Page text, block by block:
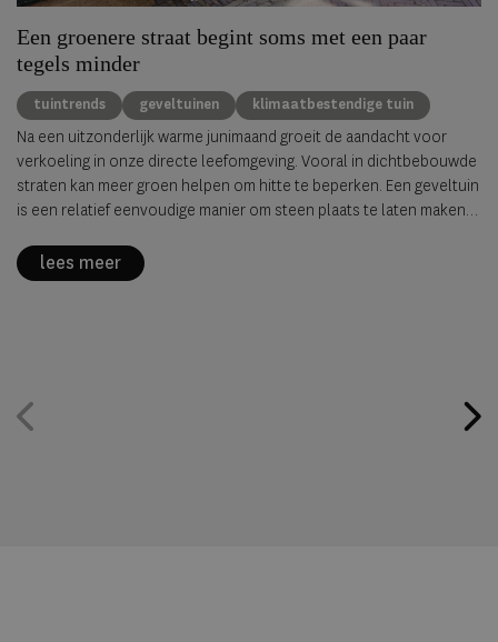
Een groenere straat begint soms met een paar
tegels minder
tuintrends geveltuinen klimaatbestendige tuin
Na een uitzonderlijk warme junimaand groeit de aandacht voor
verkoeling in onze directe leefomgeving. Vooral in dichtbebouwde
straten kan meer groen helpen om hitte te beperken. Een geveltuin
is een relatief eenvoudige manier om steen plaats te laten maken
biodiversiteit.
lees meer